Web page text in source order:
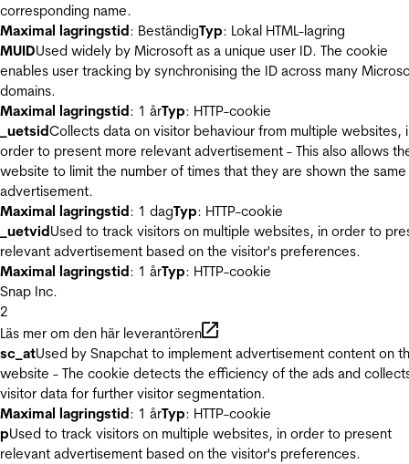
corresponding name.
Maximal lagringstid: BeständigTyp: Lokal HTML-lagring
MUIDUsed widely by Microsoft as a unique user ID. The cookie
enables user tracking by synchronising the ID across many
domains.
Maximal lagringstid: 1 årTyp: HTTP-cookie
_uetsidCollects data on visitor behaviour from multiple websites,
order to present more relevant advertisement - This also allows
website to limit the number of times that they are shown the same
advertisement.
Maximal lagringstid: 1 dagTyp: HTTP-cookie
_uetvidUsed to track visitors on multiple websites, in order to
relevant advertisement based on the visitor's preferences.
Maximal lagringstid: 1 årTyp: HTTP-cookie
Snap Inc.
2
Läs mer om den här leverantören
sc_atUsed by Snapchat to implement advertisement content on
website - The cookie detects the efficiency of the ads and
visitor data for further visitor segmentation.
Maximal lagringstid: 1 årTyp: HTTP-cookie
pUsed to track visitors on multiple websites, in order to present
relevant advertisement based on the visitor's preferences.